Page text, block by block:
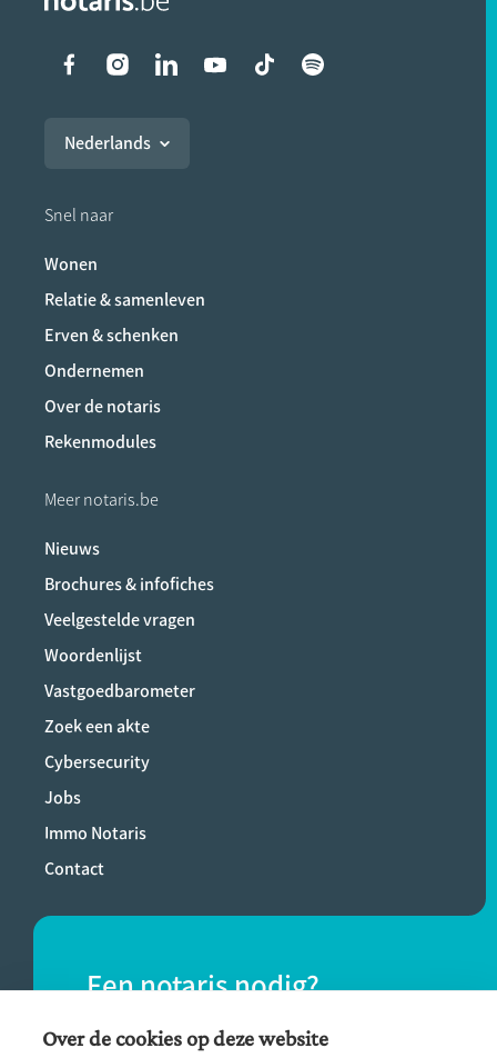
Liens vers les réseaux
Nederlands
Snel naar
Wonen
Relatie & samenleven
Erven & schenken
Ondernemen
Over de notaris
Rekenmodules
Meer notaris.be
Nieuws
Brochures & infofiches
Veelgestelde vragen
Woordenlijst
Vastgoedbarometer
Zoek een akte
Cybersecurity
Jobs
Immo Notaris
Contact
Een notaris nodig?
Vind eenvoudig een notaris bij jou in de
Over de cookies op deze website